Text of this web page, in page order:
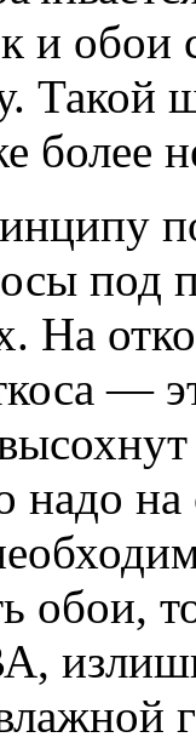
и
Такой
более
под
На
—
на
обои,